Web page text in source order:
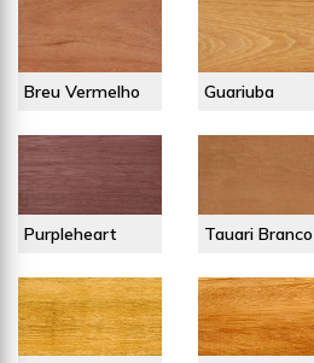
Breu Vermelho Guariuba
Purpleheart Tauari Branco